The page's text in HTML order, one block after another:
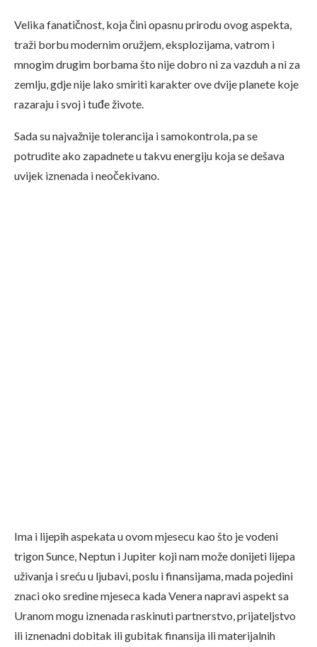
Velika fanatičnost, koja čini opasnu prirodu ovog aspekta,
traži borbu modernim oružjem, eksplozijama, vatrom i
mnogim drugim borbama što nije dobro ni za vazduh a ni za
zemlju, gdje nije lako smiriti karakter ove dvije planete koje
razaraju i svoj i tuđe živote.
Sada su najvažnije tolerancija i samokontrola, pa se
potrudite ako zapadnete u takvu energiju koja se dešava
uvijek iznenada i neočekivano.
Ima i lijepih aspekata u ovom mjesecu kao što je vodeni
trigon Sunce, Neptun i Jupiter koji nam može donijeti lijepa
uživanja i sreću u ljubavi, poslu i finansijama, mada pojedini
znaci oko sredine mjeseca kada Venera napravi aspekt sa
Uranom mogu iznenada raskinuti partnerstvo, prijateljstvo
ili iznenadni dobitak ili gubitak finansija ili materijalnih